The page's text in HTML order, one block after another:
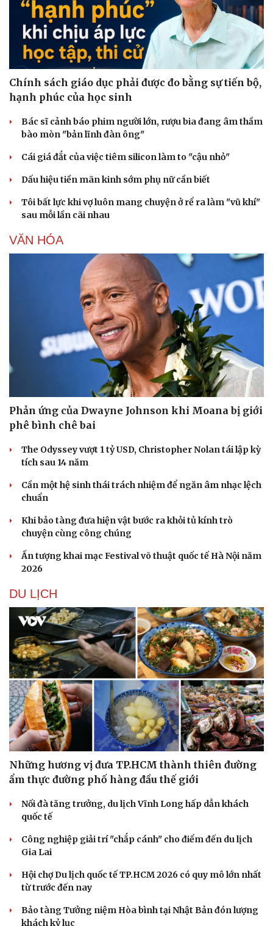
Văn hóa
Sân khấu - Điện ảnh
Văn học
Âm nhạc
Di sản
Giải trí
Chính sách giáo dục phải được đo bằng sự tiến bộ,
hạnh phúc của học sinh
Bác sĩ cảnh báo phim người lớn, rượu bia đang âm thầm
bào mòn "bản lĩnh đàn ông"
Cái giá đắt của việc tiêm silicon làm to "cậu nhỏ"
Dấu hiệu tiền mãn kinh sớm phụ nữ cần biết
Tôi bất lực khi vợ luôn mang chuyện ở rể ra làm "vũ khí"
sau mỗi lần cãi nhau
VĂN HÓA
Phản ứng của Dwayne Johnson khi Moana bị giới
phê bình chê bai
The Odyssey vượt 1 tỷ USD, Christopher Nolan tái lập kỳ
tích sau 14 năm
Cần một hệ sinh thái trách nhiệm để ngăn âm nhạc lệch
chuẩn
Khi bảo tàng đưa hiện vật bước ra khỏi tủ kính trò
chuyện cùng công chúng
Ấn tượng khai mạc Festival võ thuật quốc tế Hà Nội năm
2026
DU LỊCH
Những hương vị đưa TP.HCM thành thiên đường
ẩm thực đường phố hàng đầu thế giới
Nối đà tăng trưởng, du lịch Vĩnh Long hấp dẫn khách
quốc tế
Công nghiệp giải trí "chắp cánh" cho điểm đến du lịch
Gia Lai
Hội chợ Du lịch quốc tế TP.HCM 2026 có quy mô lớn nhất
từ trước đến nay
Bảo tàng Tưởng niệm Hòa bình tại Nhật Bản đón lượng
khách kỷ lục